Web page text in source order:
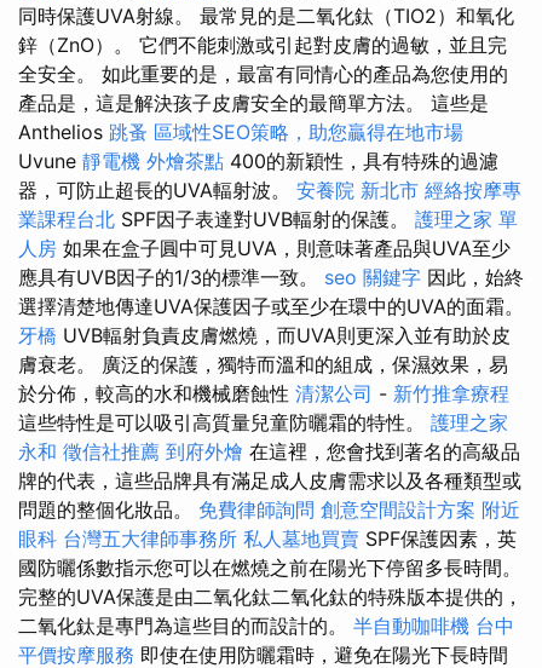
同時保護UVA射線。 最常見的是二氧化鈦（TIO2）和氧化
鋅（ZnO）。 它們不能刺激或引起對皮膚的過敏，並且完
全安全。 如此重要的是，最富有同情心的產品為您使用的
產品是，這是解決孩子皮膚安全的最簡單方法。 這些是
Anthelios 跳蚤 區域性SEO策略，助您贏得在地市場
Uvune 靜電機 外燴茶點 400的新穎性，具有特殊的過濾
器，可防止超長的UVA輻射波。 安養院 新北市 經絡按摩專
業課程台北 SPF因子表達對UVB輻射的保護。 護理之家 單
人房 如果在盒子圓中可見UVA，則意味著產品與UVA至少
應具有UVB因子的1/3的標準一致。 seo 關鍵字 因此，始終
選擇清楚地傳達UVA保護因子或至少在環中的UVA的面霜。
牙橋 UVB輻射負責皮膚燃燒，而UVA則更深入並有助於皮
膚衰老。 廣泛的保護，獨特而溫和的組成，保濕效果，易
於分佈，較高的水和機械磨蝕性 清潔公司 - 新竹推拿療程
這些特性是可以吸引高質量兒童防曬霜的特性。 護理之家
永和 徵信社推薦 到府外燴 在這裡，您會找到著名的高級品
牌的代表，這些品牌具有滿足成人皮膚需求以及各種類型或
問題的整個化妝品。 免費律師詢問 創意空間設計方案 附近
眼科 台灣五大律師事務所 私人墓地買賣 SPF保護因素，英
國防曬係數指示您可以在燃燒之前在陽光下停留多長時間。
完整的UVA保護是由二氧化鈦二氧化鈦的特殊版本提供的，
二氧化鈦是專門為這些目的而設計的。 半自動咖啡機 台中
平價按摩服務 即使在使用防曬霜時，避免在陽光下長時間